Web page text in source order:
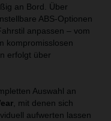
an Bord. Über
ABS-Optionen
anpassen – vom
kompromisslosen
erfolgt über
Auswahl an
, mit denen sich
aufwerten lassen